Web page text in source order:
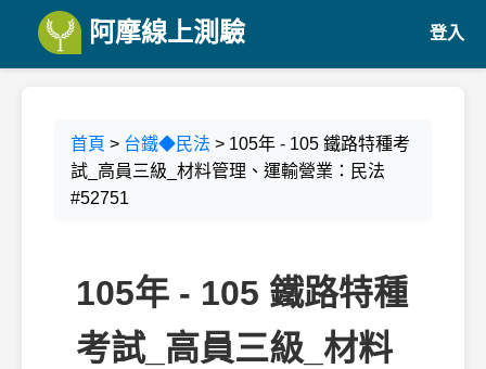
阿摩線上測驗 登入
首頁 > 台鐵◆民法 > 105年 - 105 鐵路特種考
試_高員三級_材料管理、運輸營業：民法
#52751
105年 - 105 鐵路特種
考試_高員三級_材料